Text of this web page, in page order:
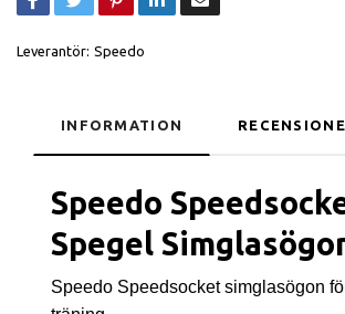
Leverantör: Speedo
INFORMATION
Speedo
Spegel
Speedo Speedsocket simglasögon